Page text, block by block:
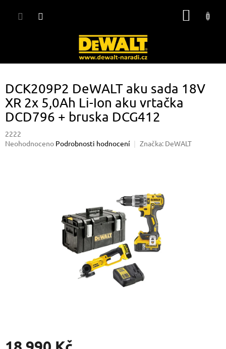
DCK209P2 DeWALT aku sada 18V
XR 2x 5,0Ah Li-Ion aku vrtačka
DCD796 + bruska DCG412
2222
Průměrné
Neohodnoceno Podrobnosti hodnocení Značka: DeWALT